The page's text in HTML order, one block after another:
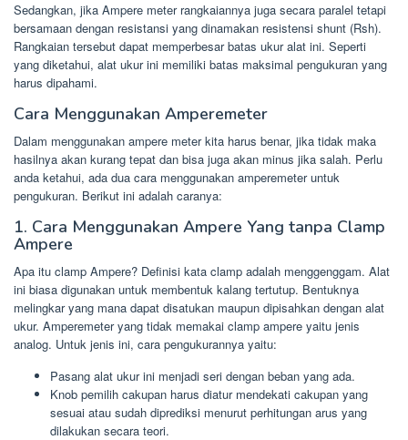
Sedangkan, jika Ampere meter rangkaiannya juga secara paralel tetapi
bersamaan dengan resistansi yang dinamakan resistensi shunt (Rsh).
Rangkaian tersebut dapat memperbesar batas ukur alat ini. Seperti
yang diketahui, alat ukur ini memiliki batas maksimal pengukuran yang
harus dipahami.
Cara Menggunakan Amperemeter
Dalam menggunakan ampere meter kita harus benar, jika tidak maka
hasilnya akan kurang tepat dan bisa juga akan minus jika salah. Perlu
anda ketahui, ada dua cara menggunakan amperemeter untuk
pengukuran. Berikut ini adalah caranya:
1. Cara Menggunakan Ampere Yang tanpa Clamp
Ampere
Apa itu clamp Ampere? Definisi kata clamp adalah menggenggam. Alat
ini biasa digunakan untuk membentuk kalang tertutup. Bentuknya
melingkar yang mana dapat disatukan maupun dipisahkan dengan alat
ukur. Amperemeter yang tidak memakai clamp ampere yaitu jenis
analog. Untuk jenis ini, cara pengukurannya yaitu:
Pasang alat ukur ini menjadi seri dengan beban yang ada.
Knob pemilih cakupan harus diatur mendekati cakupan yang
sesuai atau sudah diprediksi menurut perhitungan arus yang
dilakukan secara teori.